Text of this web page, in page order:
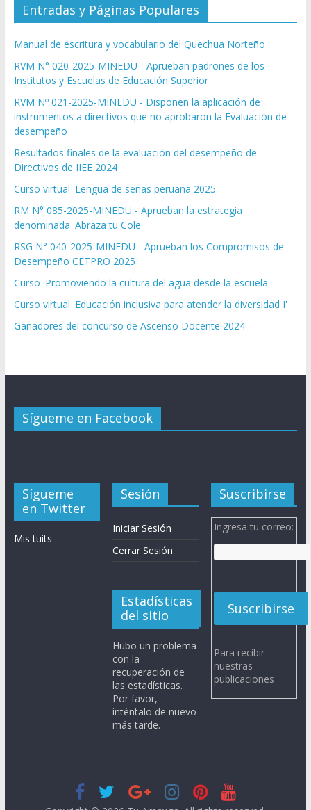
Entradas y Páginas Populares
Manual de escritura y vocabulario del Quechua Norteño
RVM N° 020-2025-MINEDU - Aprueban padrones de los
Institutos y Escuelas de Educación Superior
RVM Nº 021-2025-MINEDU - Disponen la aplicación de
instrumentos a directivos que no aprobaron la Evaluación de
desempeño
Resultados finales de la evaluación del desempeño de
Directivos de IIEE 2024
Curso virtual 'Lengua de señas peruana 2025'
RM N° 085-2025-MINEDU - Aprueban la estrategia
denominada 'Abraza tu Cole'
RSG N° 040-2025-MINEDU - Aprueban los Compromisos de
Desempeño CETPRO 2025
Curso 'Promoviendo la cultura del agua desde la escuela'
Curso virtual 'Educación inclusiva para atender la diversidad I'
Ganadores del concurso de Ascenso Docente 2024
Sígueme en Facebook
Sígueme
en Twitter
Mis tuits
Sesión
Iniciar Sesión
Cerrar Sesión
Estadísticas
del sitio
Hubo un problema
con la
recuperación de
las estadísticas.
Por favor,
inténtalo de nuevo
más tarde.
Suscribirse
Ingresa tu correo:
Para recibir
nuestras
publicaciones